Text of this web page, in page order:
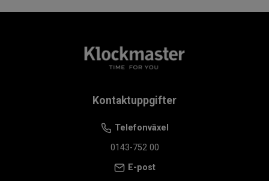
Kontaktuppgifter
Telefonväxel
0143-752 00
E-post